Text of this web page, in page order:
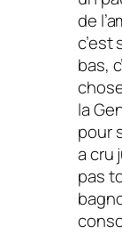
de
c’est
bas,
la
pour
a cru
pas